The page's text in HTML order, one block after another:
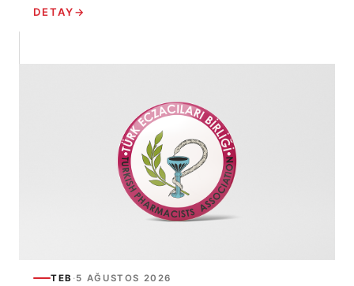
Birliği arasında, Sosyal Güvenlik Kurumu Kapsamındaki
DETAY→
TEB ·5 AĞUSTOS 2026